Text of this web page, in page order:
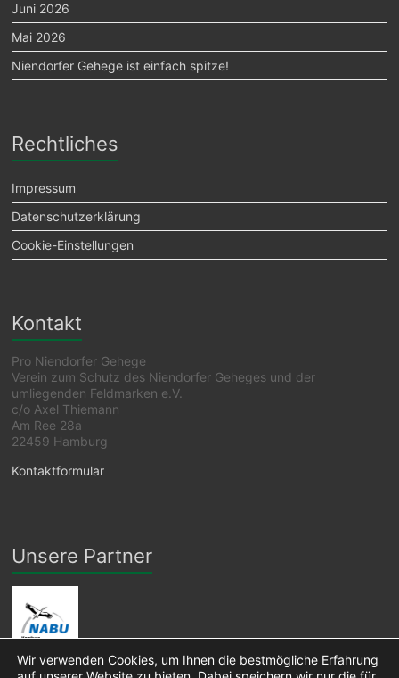
Juni 2026
Mai 2026
Niendorfer Gehege ist einfach spitze!
Rechtliches
Impressum
Datenschutzerklärung
Cookie-Einstellungen
Kontakt
Pro Niendorfer Gehege
Verein zum Schutz des Niendorfer Geheges und der
umliegenden Feldmarken e.V.
c/o Axel Thiemann
Am Ree 28a
22459 Hamburg
Kontaktformular
Unsere Partner
Wir verwenden Cookies, um Ihnen die bestmögliche Erfahrung